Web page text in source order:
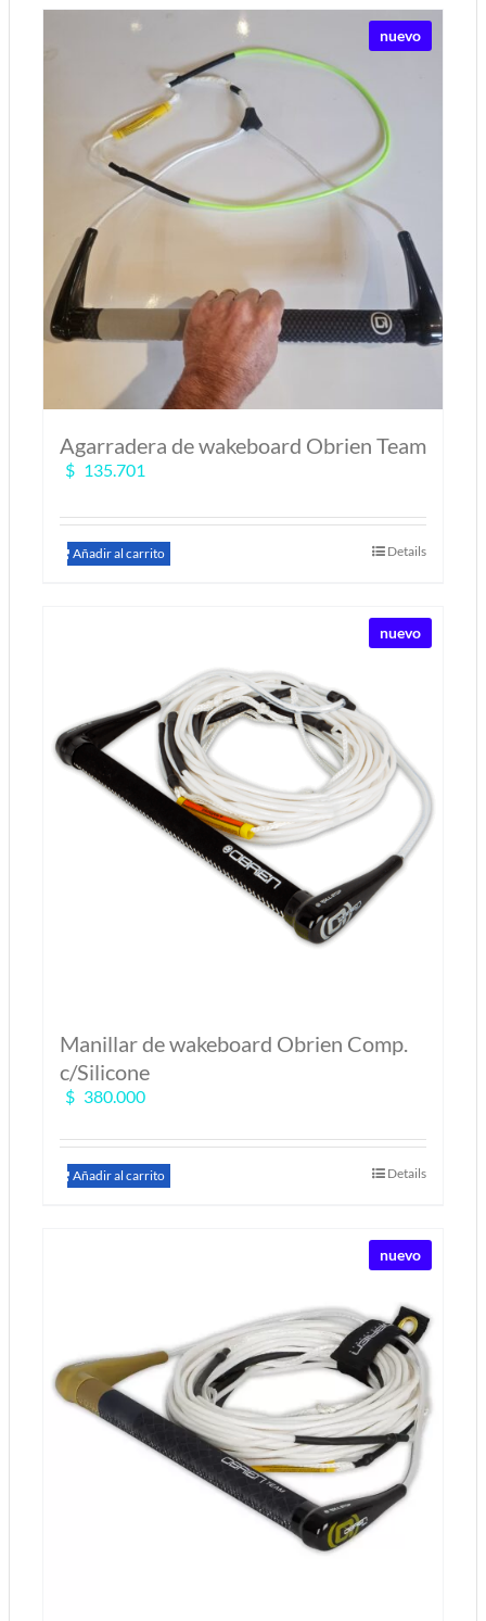
nuevo
Agarradera de wakeboard Obrien Team
$ 135.701
Añadir al carrito Details
nuevo
Manillar de wakeboard Obrien Comp.
c/Silicone
$ 380.000
Añadir al carrito Details
nuevo